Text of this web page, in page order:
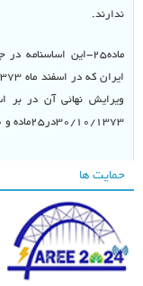
ندارند.
ماده۲۵-این اساسنامه
ویرایش نهائی آن در بر
۳۰/۱۰/۱۳۷۳در۲۵ماده و ۲۰تبصره تصویب گردید.
حمایت ها